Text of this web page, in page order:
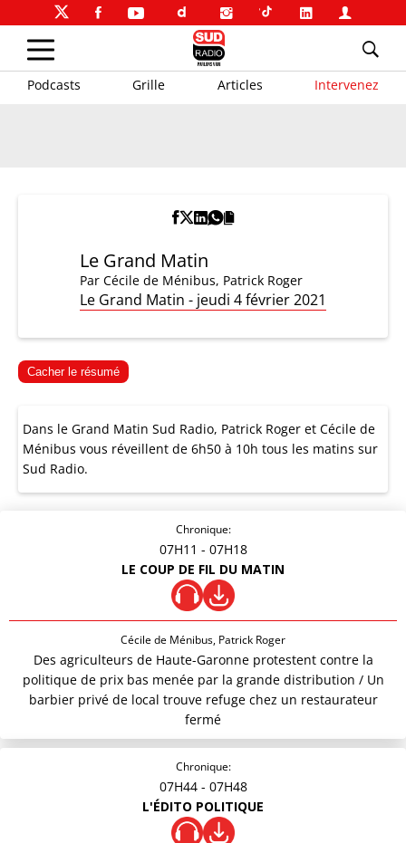
Podcasts Grille Articles Intervenez
Le Grand Matin
Par Cécile de Ménibus, Patrick Roger
Le Grand Matin - jeudi 4 février 2021
Cacher le résumé
Dans le Grand Matin Sud Radio, Patrick Roger et Cécile de
Ménibus vous réveillent de 6h50 à 10h tous les matins sur
Sud Radio.
Chronique:
07H11 - 07H18
LE COUP DE FIL DU MATIN
Cécile de Ménibus, Patrick Roger
Des agriculteurs de Haute-Garonne protestent contre la
politique de prix bas menée par la grande distribution / Un
barbier privé de local trouve refuge chez un restaurateur
fermé
Chronique:
07H44 - 07H48
L'ÉDITO POLITIQUE